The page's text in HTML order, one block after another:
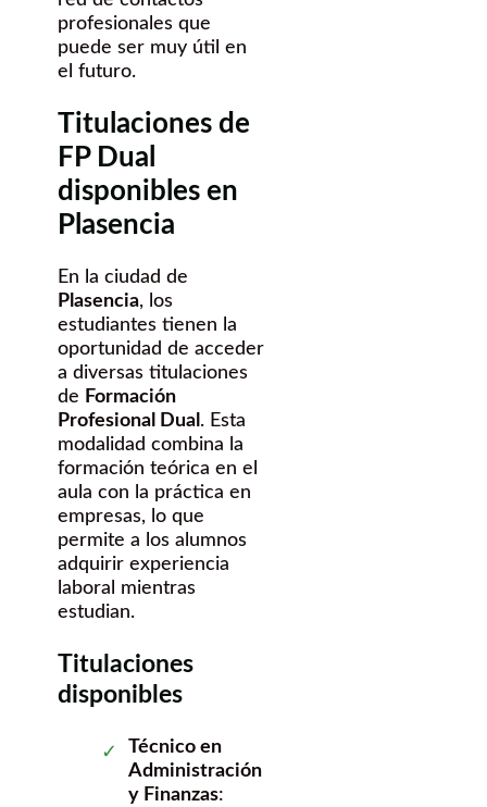
profesionales que
puede ser muy útil en
el futuro.
Titulaciones de
FP Dual
disponibles en
Plasencia
En la ciudad de
Plasencia, los
estudiantes tienen la
oportunidad de acceder
a diversas titulaciones
de Formación
Profesional Dual . Esta
modalidad combina la
formación teórica en el
aula con la práctica en
empresas, lo que
permite a los alumnos
adquirir experiencia
laboral mientras
estudian.
Titulaciones
disponibles
Técnico en
Administración
y Finanzas: